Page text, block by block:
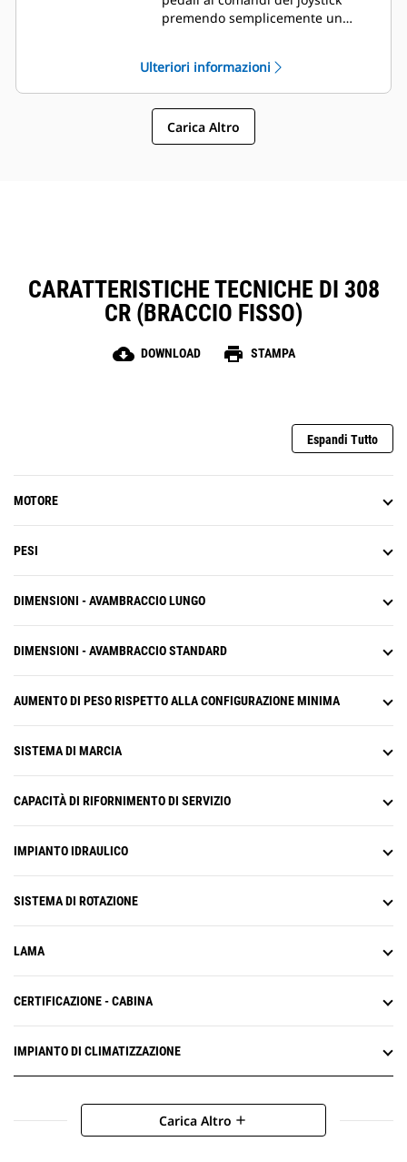
premendo semplicemente un
controllo migliorato è a portata di
mano!
Ulteriori informazioni
Carica Altro
CARATTERISTICHE TECNICHE DI 308
CR (BRACCIO FISSO)
cloud_download DOWNLOAD print STAMPA
Espandi Tutto
MOTORE
PESI
DIMENSIONI - AVAMBRACCIO LUNGO
DIMENSIONI - AVAMBRACCIO STANDARD
AUMENTO DI PESO RISPETTO ALLA CONFIGURAZIONE MINIMA
SISTEMA DI MARCIA
CAPACITÀ DI RIFORNIMENTO DI SERVIZIO
IMPIANTO IDRAULICO
SISTEMA DI ROTAZIONE
LAMA
CERTIFICAZIONE - CABINA
IMPIANTO DI CLIMATIZZAZIONE
Carica Altro add